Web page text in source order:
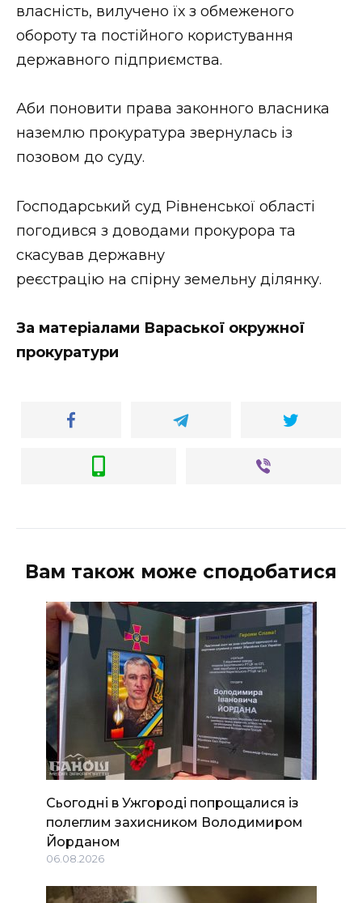
власність, вилучено їх з обмеженого
обороту та постійного користування
державного підприємства.
Аби поновити права законного власника
наземлю прокуратура звернулась із
позовом до суду.
Господарський суд Рівненської області
погодився з доводами прокурора та
скасував державну
реєстрацію на спірну земельну ділянку.
За матеріалами Вараської окружної
прокуратури
Вам також може сподобатися
Сьогодні в Ужгороді попрощалися із
полеглим захисником Володимиром
Йорданом
06.08.2026